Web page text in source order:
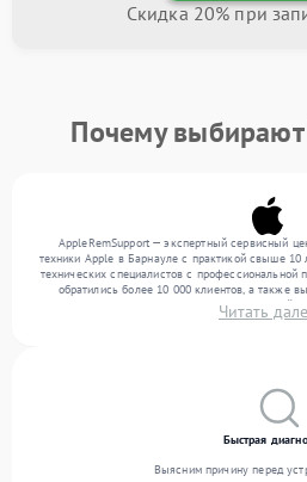
Скидка 20% при
Почему выбирают
AppleRemSupport — экспертный сервисный
техники Apple в Барнауле с практикой свыше 10
технических специалистов с профессиональной
обратились более 10 000 клиентов, а также
превысило 12 000. Ежемесячно в сервисный
включая , , . Мы работаем с широким
Читать
Быстрая
Выясним причину перед